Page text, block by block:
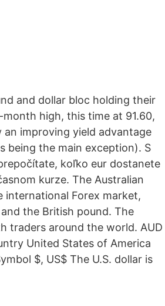
and dollar bloc holding their
high, this time at 91.60,
improving yield advantage
being the main exception). S
koľko eur dostanete
kurze. The Australian
international Forex market,
the British pound. The
traders around the world. AUD
United States of America
$, US$ The U.S. dollar is